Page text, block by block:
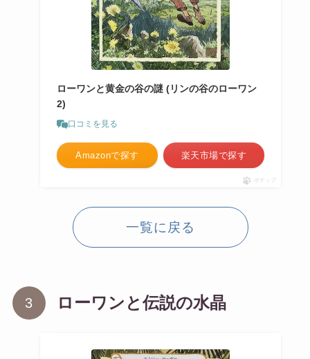
ローワンと黄金の谷の謎 (リンの谷のローワン
2)
口コミを見る
Amazonで探す 楽天市場で探す
ポチップ
一覧に戻る
ローワンと伝説の水晶